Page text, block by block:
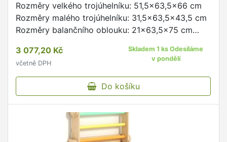
Rozměry velkého trojúhelníku: 51,5x63,5x66 cm
Rozměry malého trojúhelníku: 31,5x63,5x43,5 cm
Rozměry balančního oblouku: 21x63,5x75 cm
Nosnost: 80 kg Vyrobeno …
3 077,20 Kč
včetně DPH
Skladem 1 ks Odesíláme
v pondělí
Do košíku